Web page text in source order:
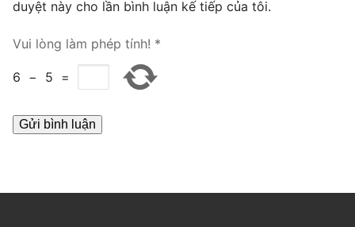
PRI VoIP Gateway TE100
PRI VoIP Gateway TE200
BRI VoIP Gateway
LIÊN HỆ
HƯỚNG DẪN
duyệt này cho lần bình luận kế tiếp của tôi.
Vui lòng làm phép tính! *
6 − 5 =